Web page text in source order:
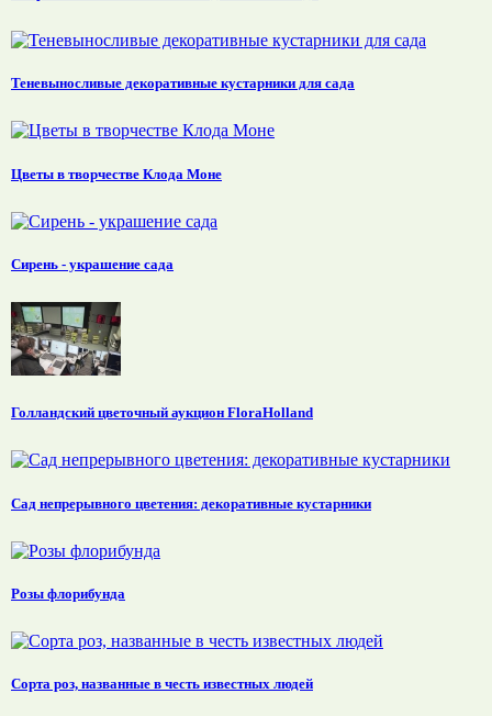
Теневыносливые декоративные кустарники для сада
Цветы в творчестве Клода Моне
Сирень - украшение сада
Голландский цветочный аукцион FloraHolland
Сад непрерывного цветения: декоративные кустарники
Розы флорибунда
Сорта роз, названные в честь известных людей